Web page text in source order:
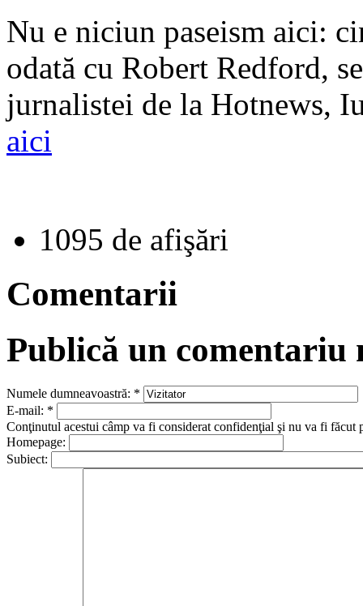
Nu e niciun paseism aici:
odată cu Robert Redford,
jurnalistei de la Hotnews,
aici
1095 de afişări
Comentarii
Publică un comentariu
Numele dumneavoastră: *
E-mail: *
Conţinutul acestui câmp va fi considerat confidenţial şi nu va fi făcut
Homepage:
Subiect: